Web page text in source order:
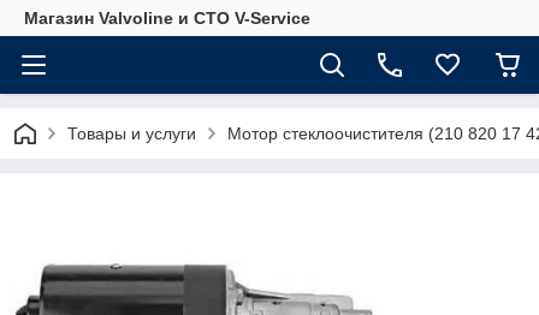
Магазин Valvoline и СТО V-Service
Товары и услуги Мотор стеклоочистителя (210 820 17